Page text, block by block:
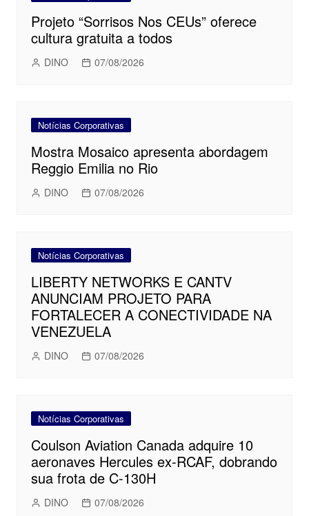
Projeto “Sorrisos Nos CEUs” oferece
cultura gratuita a todos
DINO 07/08/2026
Notícias Corporativas
Mostra Mosaico apresenta abordagem
Reggio Emilia no Rio
DINO 07/08/2026
Notícias Corporativas
LIBERTY NETWORKS E CANTV
ANUNCIAM PROJETO PARA
FORTALECER A CONECTIVIDADE NA
VENEZUELA
DINO 07/08/2026
Notícias Corporativas
Coulson Aviation Canada adquire 10
aeronaves Hercules ex-RCAF, dobrando
sua frota de C-130H
DINO 07/08/2026